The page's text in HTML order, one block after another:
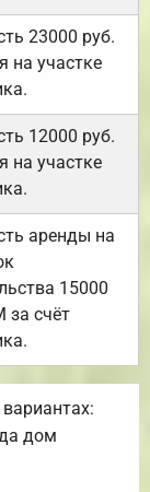
23000 руб.
на участке
12000 руб.
на участке
аренды на
15000
за счёт
дом